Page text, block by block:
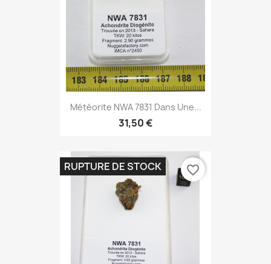
Météorite NWA 7831 Dans Une...
31,50 €
RUPTURE DE STOCK favorite_border